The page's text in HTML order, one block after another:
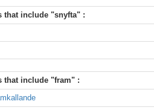
that include "snyfta" :
that include "fram" :